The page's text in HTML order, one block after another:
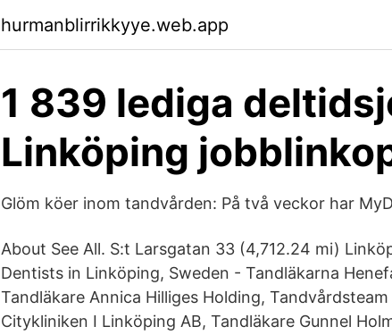
hurmanblirrikkyye.web.app
1 839 lediga
Linköping
Glöm köer inom tandvården: På två veckor har
About See All. S:t Larsgatan 33 (4,712.24 mi)
Dentists in Linköping, Sweden - Tandläkarna
Tandläkare Annica Hilliges Holding,
Citykliniken I Linköping AB, Tandläkare Gunnel